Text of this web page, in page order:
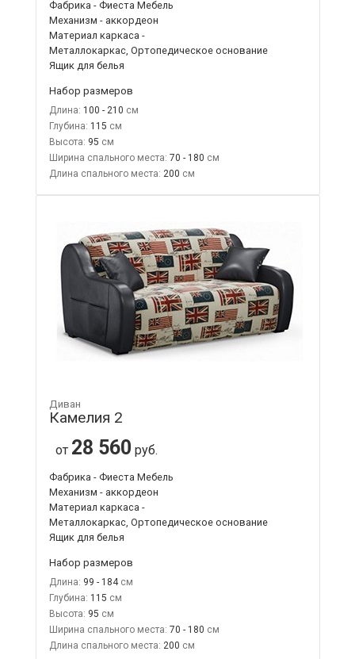
Фабрика - Фиеста Мебель
Механизм - аккордеон
Материал каркаса -
Металлокаркас, Ортопедическое основание
Ящик для белья
Набор размеров
Длина: 100 - 210
Глубина: 115
Высота: 95
Ширина спального места: 70 - 180
Длина спального места: 200
Диван
Камелия 2
от 28 560 руб.
Фабрика - Фиеста Мебель
Механизм - аккордеон
Материал каркаса -
Металлокаркас, Ортопедическое основание
Ящик для белья
Набор размеров
Длина: 99 - 184
Глубина: 115
Высота: 95
Ширина спального места: 70 - 180
Длина спального места: 200